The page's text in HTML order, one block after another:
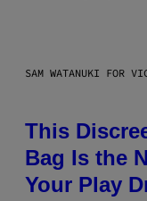
SAM WATANUKI FOR
This
Bag Is the
Your Play